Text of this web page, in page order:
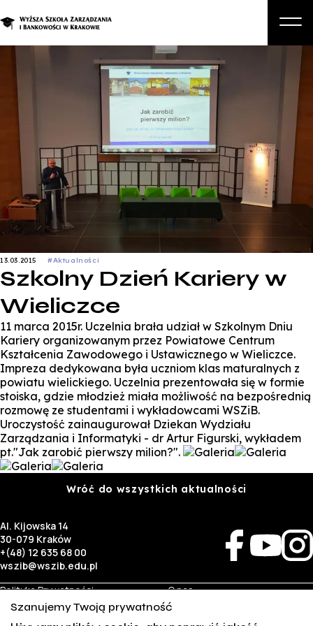
O nas
Studia
Studia podyplomowe i kursy
Kandydat
Student
Biznes
Zapisz się na studia
13.03.2015 #Aktualności
Szkolny Dzień Kariery w
Wieliczce
11 marca 2015r. Uczelnia brała udział w Szkolnym Dniu
Kariery organizowanym przez Powiatowe Centrum
Kształcenia Zawodowego i Ustawicznego w Wieliczce.
Impreza dedykowana była uczniom klas maturalnych z
powiatu wielickiego. Uczelnia prezentowała się w formie
stoiska, gdzie młodzież miała możliwość na bezpośrednią
rozmowę ze studentami i wykładowcami WSZiB.
Uroczystość zainaugurował Dziekan Wydziału
Zarządzania i Informatyki - dr Artur Figurski, wykładem
pt."Jak zarobić pierwszy milion?".
Wróć do wszystkich aktualności
Al. Kijowska 14
30-079 Kraków
+(48) 12 635 68 00
wszib@wszib.edu.pl
Polityka Prywatności
RODO
O nas
Rekrutacja
Studia
Szanujemy Twoją prywatność